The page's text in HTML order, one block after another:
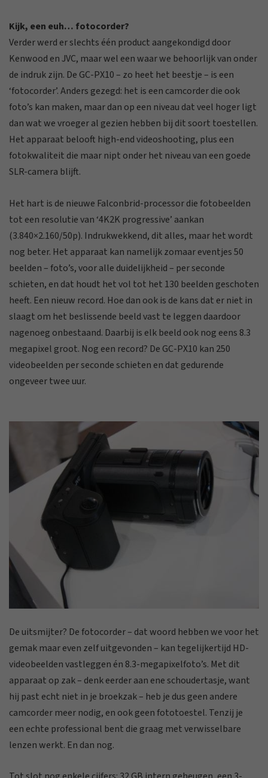
Kijk, een euh… fotocorder?
Verder werd er slechts één product aangekondigd door
Kenwood en JVC, maar wel een waar we behoorlijk van onder
de indruk zijn. De GC-PX10 – zo heet het beestje – is een
‘fotocorder’. Anders gezegd: het is een camcorder die ook
foto’s kan maken, maar dan op een niveau dat veel hoger ligt
dan wat we vroeger al gezien hebben bij dit soort toestellen.
Het apparaat belooft high-end videoshooting, plus een
fotokwaliteit die maar nipt onder het niveau van een goede
SLR-camera blijft.
Het hart is de nieuwe Falconbrid-processor die fotobeelden
tot een resolutie van ‘4K2K progressive’ aankan
(3.840×2.160/50p). Indrukwekkend, dit alles, maar het wordt
nog beter. Het apparaat kan namelijk zomaar eventjes 50
beelden – foto’s, voor alle duidelijkheid – per seconde
schieten, en dat houdt het vol tot het 130 beelden geschoten
heeft. Een nieuw record. Hoe dan ook is de kans dat er niet in
slaagt om het beslissende beeld vast te leggen daardoor
nagenoeg onbestaand. Daarbij is elk beeld ook nog eens 8.3
megapixel groot. Nog een record? De GC-PX10 kan 250
videobeelden per seconde schieten en dat gedurende
ongeveer twee uur.
De uitsmijter? De fotocorder – dat woord hebben we voor het
gemak maar even zelf uitgevonden – kan tegelijkertijd HD-
videobeelden vastleggen én 8.3-megapixelfoto’s. Met dit
apparaat op zak – denk eerder aan ene schoudertasje, want
hij past echt niet in je broekzak – heb je dus geen andere
camcorder meer nodig, en ook geen fototoestel. Tenzij je
een echte professional bent die graag met verwisselbare
lenzen werkt. En dan nog.